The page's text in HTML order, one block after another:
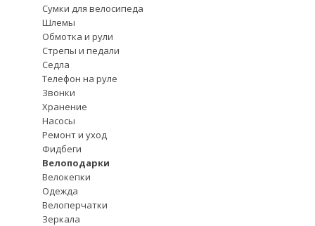
Сумки для велосипеда
Шлемы
Обмотка и рули
Стрепы и педали
Седла
Телефон на руле
Звонки
Хранение
Насосы
Ремонт и уход
Фидбеги
Велоподарки
Велокепки
Одежда
Велоперчатки
Зеркала